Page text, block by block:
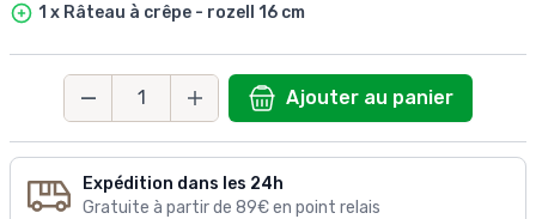
1 x Râteau à crêpe - rozell 16 cm
Quantité
Ajouter au panier
Expédition dans les 24h
Gratuite à partir de 89€ en point relais